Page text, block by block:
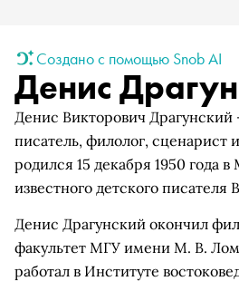
Создано с помощью Snob AI
Денис
Денис Викторович
писатель, филолог, сценарист
родился 15 декабря 1950 года
известного детского писателя
Денис Драгунский окончил
факультет МГУ имени М. В.
работал в Институте